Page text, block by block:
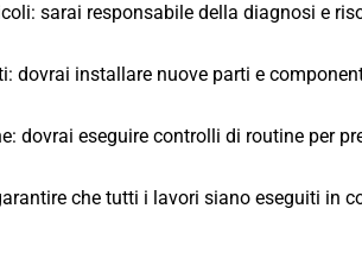
sarai responsabile della diagnosi e
dovrai installare nuove parti e
dovrai eseguire controlli di routine per
che tutti i lavori siano eseguiti in